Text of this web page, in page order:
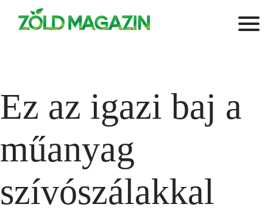
Ez az igazi baj a
műanyag
szívószálakkal